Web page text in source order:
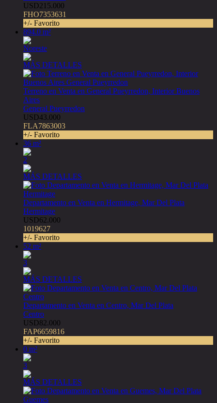
USD215.000
FHO7353631
+/- Favorito
894.0 m²
Noreste
MÁS DETALLES
Terreno en Venta en General Pueyrredon, Interior Buenos
Aires
General Pueyrredon
USD43.000
FLA7863003
+/- Favorito
36 m²
2
MÁS DETALLES
Departamento en Venta en Hermitage, Mar Del Plata
Hermitage
USD62.000
1019627
+/- Favorito
52 m²
3
MÁS DETALLES
Departamento en Venta en Centro, Mar Del Plata
Centro
USD82.000
FAP6659816
+/- Favorito
0 m²
3
MÁS DETALLES